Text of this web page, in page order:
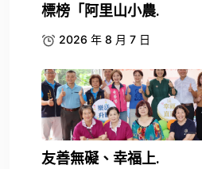
標榜「阿里山小農.
2026 年 8 月 7 日
友善無礙、幸福上.